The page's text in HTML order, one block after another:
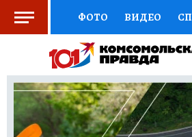
ФОТО ВИДЕО
СОЦПОДДЕРЖКА
ВЫБОР ЭКСПЕРТОВ
КНИЖНАЯ ПОЛКА